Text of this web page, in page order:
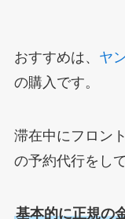
おすすめは、 ヤ
の購入です。
滞在中にフロン
の予約代行をし
基本的に正規の